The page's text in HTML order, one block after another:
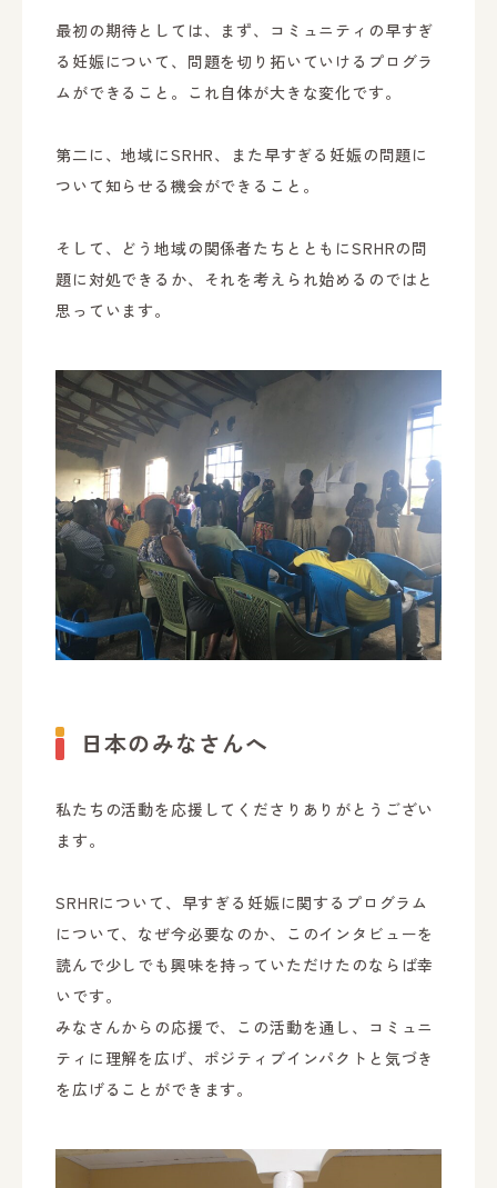
最初の期待としては、まず、コミュニティの早すぎ
る妊娠について、問題を切り拓いていけるプログラ
ムができること。これ自体が大きな変化です。
第二に、地域にSRHR、また早すぎる妊娠の問題に
ついて知らせる機会ができること。
そして、どう地域の関係者たちとともにSRHRの問
題に対処できるか、それを考えられ始めるのではと
思っています。
日本のみなさんへ
私たちの活動を応援してくださりありがとうござい
ます。
SRHRについて、早すぎる妊娠に関するプログラム
について、なぜ今必要なのか、このインタビューを
読んで少しでも興味を持っていただけたのならば幸
いです。
みなさんからの応援で、この活動を通し、コミュニ
ティに理解を広げ、ポジティブインパクトと気づき
を広げることができます。